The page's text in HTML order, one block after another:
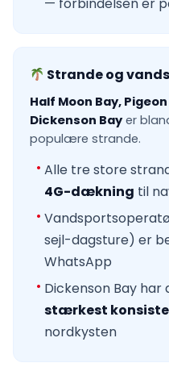
Strande og
Half Moon Bay,
Dickenson Bayer
populære strande.
Alle tre store
4G-dækning til
sejl-dagsture) er
WhatsApp
Dickenson Bay
stærkest
nordkysten